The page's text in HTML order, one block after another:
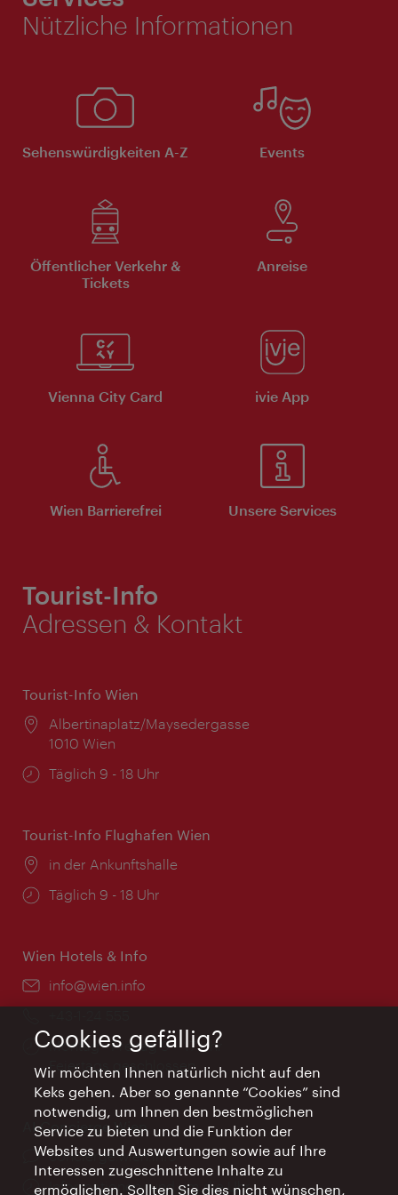
Nützliche Informationen
Sehenswürdigkeiten A-Z Events
Öffentlicher Verkehr &
Tickets
Anreise
Vienna City Card ivie App
Wien Barrierefrei Unsere Services
Tourist-Info
Adressen & Kontakt
Tourist-Info Wien
Ort:
Albertinaplatz/Maysedergasse
1010 Wien
Öffnungszeiten:
Täglich 9 - 18 Uhr
Tourist-Info Flughafen Wien
Ort:
in der Ankunftshalle
Öffnungszeiten:
Täglich 9 - 18 Uhr
Wien Hotels & Info
Email:
info@wien.info
Öffnungszeiten:
Montag - Freitag 9 – 17 Uhr
Feiertags geschlossen
AI Concierge Wien
Ort:
concierge.wien.info
Öffnungszeiten:
Informationen rund um die Uhr
Cookies gefällig?
Wir möchten Ihnen natürlich nicht auf den
Keks gehen. Aber so genannte “Cookies” sind
notwendig, um Ihnen den bestmöglichen
Service zu bieten und die Funktion der
Websites und Auswertungen sowie auf Ihre
Interessen zugeschnittene Inhalte zu
ermöglichen. Sollten Sie dies nicht wünschen,